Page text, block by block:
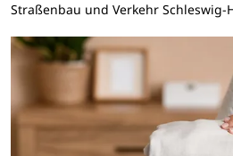
Straßenbau und Verkehr Schleswig-